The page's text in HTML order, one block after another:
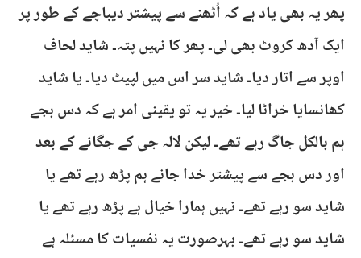
پھر یہ بھی یاد ہے کہ اُٹھنے سے پیشتر دیباچے کے طور پر
ایک آدھ کروٹ بھی لی۔ پھر کا نہیں پتہ۔ شاید لحاف
اوپر سے اتار دیا۔ شاید سر اس میں لپیٹ دیا۔ یا شاید
کھانسایا خراٹا لیا۔ خیر یہ تو یقینی امر ہے کہ دس بجے
ہم بالکل جاگ رہے تھے۔ لیکن لالہ جی کے جگانے کے بعد
اور دس بجے سے پیشتر خدا جانے ہم پڑھ رہے تھے یا
شاید سو رہے تھے۔ نہیں ہمارا خیال ہے پڑھ رہے تھے یا
شاید سو رہے تھے۔ بہرصورت یہ نفسیات کا مسئلہ ہے